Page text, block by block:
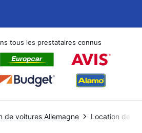
tous les prestataires connus
de voitures Allemagne Location de